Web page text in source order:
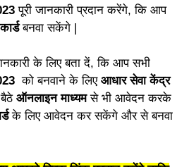
पूरी जानकारी प्रदान करेंगे, कि आप
बनवा सकेंगे |
के लिए बता दें, कि आप सभी
को बनवाने के लिए आधार सेवा केंद्र
ऑनलाइन माध्यमसे भी आवेदन करके
के लिए आवेदन कर सकेंगे और से बनवा